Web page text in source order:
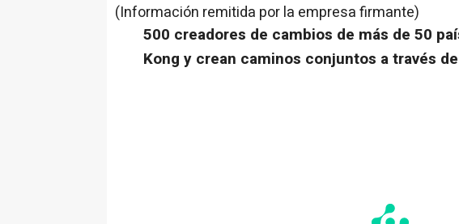
(Información remitida por la empresa firmante)
500 creadores de cambios de más de 50
Kong y crean caminos conjuntos a través